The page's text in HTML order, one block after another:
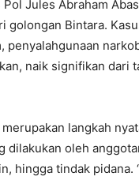
Jules Abraham
Bintara.
naik signifikan dari
langkah
dilakukan oleh
hingga tindak pidana.